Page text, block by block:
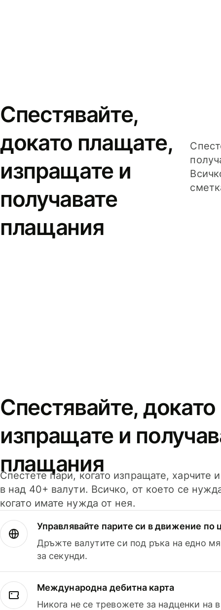
Спестявайте,
докато плащате,
изпращате и
получавате
плащания
Спестявайте,
изпращате и
плащания
Спестете пари, когато изпращате, харчите
в над 40+ валути. Всичко, от което се
когато имате нужда от нея.
Управлявайте парите си в движение по
Дръжте валутите си под ръка на едно
за секунди.
Международна дебитна карта
Никога не се тревожете за надценки на